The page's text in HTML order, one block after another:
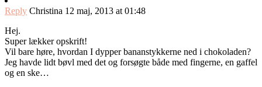
Reply Christina 12 maj, 2013 at 01:48
Hej.
Super lækker opskrift!
Vil bare høre, hvordan I dypper bananstykkerne ned i chokoladen?
Jeg havde lidt bøvl med det og forsøgte både med fingerne, en gaffel
og en ske…